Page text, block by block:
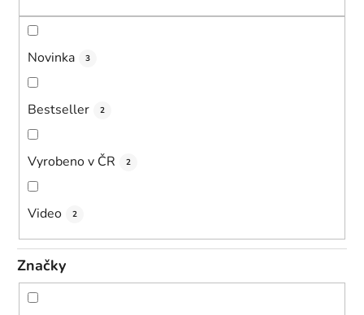
Novinka 3
Bestseller 2
Vyrobeno v ČR 2
Video 2
Značky